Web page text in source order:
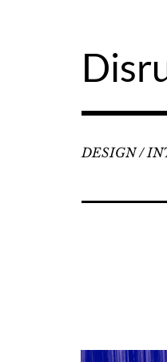
DESIGN /
l’article